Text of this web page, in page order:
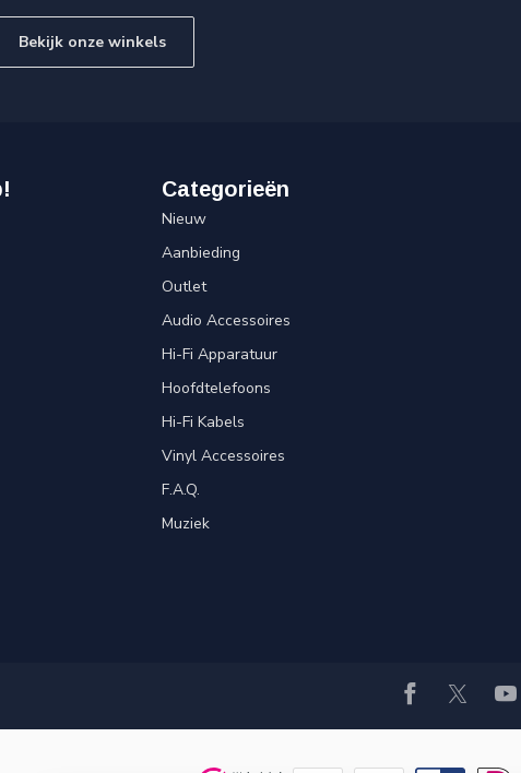
Bekijk onze winkels
Categorieën
Nieuw
Aanbieding
Outlet
Audio Accessoires
Hi-Fi Apparatuur
Hoofdtelefoons
Hi-Fi Kabels
Vinyl Accessoires
F.A.Q.
Muziek